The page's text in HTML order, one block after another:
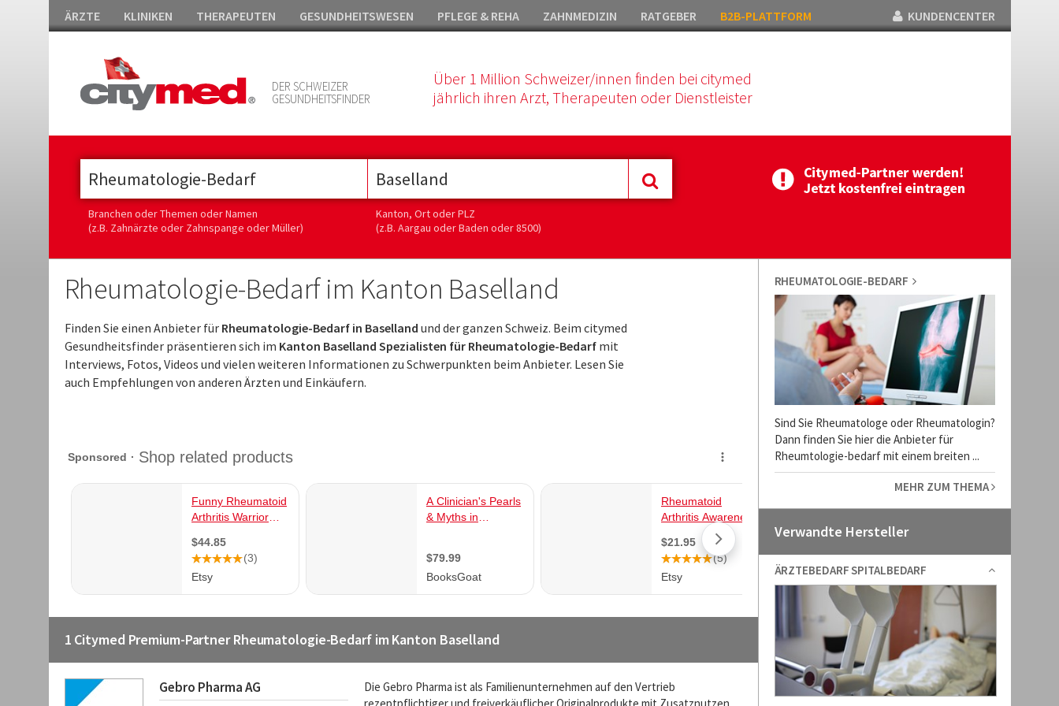
ÄRZTE KLINIKEN THERAPEUTEN GESUNDHEITSWESEN PFLEGE & REHA ZAHNMEDIZIN RATGEBER B2B-PLATTFORM KUNDENCENTER
DER SCHWEIZER
GESUNDHEITSFINDER
Über 1 Million Schweizer/innen finden bei citymed
jährlich ihren Arzt, Therapeuten oder Dienstleister
Branchen oder Themen oder Namen
(z.B. Zahnärzte oder Zahnspange oder Müller)
Kanton, Ort oder PLZ
(z.B. Aargau oder Baden oder 8500)
Rheumatologie-Bedarf im Kanton Baselland
Finden Sie einen Anbieter für Rheumatologie-Bedarf in Baselland und der ganzen Schweiz. Beim citymed
Gesundheitsfinder präsentieren sich im Kanton Baselland Spezialisten für Rheumatologie-Bedarf mit
Interviews, Fotos, Videos und vielen weiteren Informationen zu Schwerpunkten beim Anbieter. Lesen Sie
auch Empfehlungen von anderen Ärzten und Einkäufern.
1 Citymed Premium-Partner Rheumatologie-Bedarf im Kanton Baselland
Gebro Pharma AG
Die Gebro Pharma ist als Familienunternehmen auf den Vertrieb
RHEUMATOLOGIE-BEDARF
Sind Sie Rheumatologe oder Rheumatologin?
Dann finden Sie hier die Anbieter für
Rheumtologie-bedarf mit einem breiten ...
MEHR ZUM THEMA
Verwandte Hersteller
ÄRZTEBEDARF SPITALBEDARF